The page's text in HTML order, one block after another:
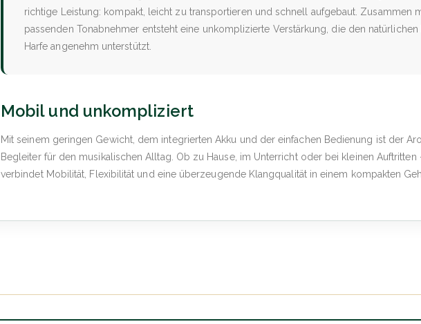
richtige Leistung: kompakt, leicht zu transportieren und schnell aufgebaut. Zusammen
passenden Tonabnehmer entsteht eine unkomplizierte Verstärkung, die den
Harfe angenehm unterstützt.
Mobil und unkompliziert
Mit seinem geringen Gewicht, dem integrierten Akku und der einfachen Bedienung ist der
Begleiter für den musikalischen Alltag. Ob zu Hause, im Unterricht oder bei kleinen Auftritten
verbindet Mobilität, Flexibilität und eine überzeugende Klangqualität in einem kompakten